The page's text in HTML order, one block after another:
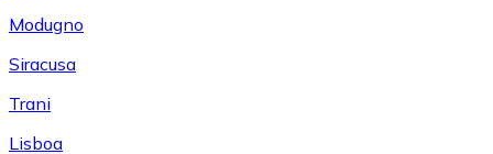
Modugno
Siracusa
Trani
Lisboa